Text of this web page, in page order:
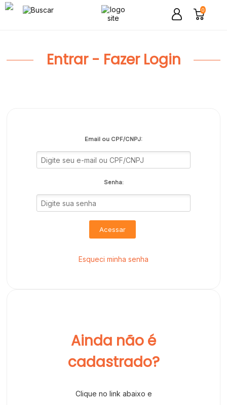
0
Entrar - Fazer Login
Email ou CPF/CNPJ:
Senha:
Acessar
Esqueci minha senha
Ainda não é
cadastrado?
Clique no link abaixo e